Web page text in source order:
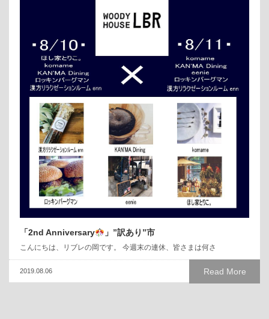
「2nd Anniversary 」”訳あり”市
こんにちは、リブレの岡です。 今週末の連休、皆さまは何さ
Read More
2019.08.06